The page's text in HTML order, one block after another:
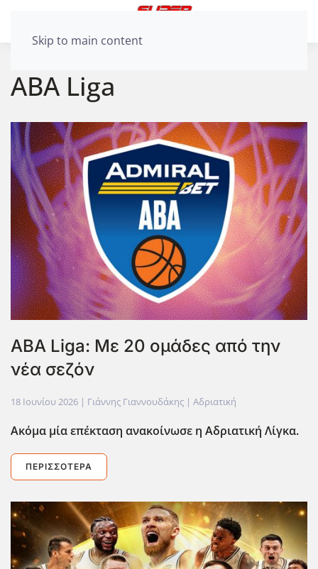
Skip to main content
ABA Liga
ABA Liga: Με 20 ομάδες από την
νέα σεζόν
18 Ιουνίου 2026 | Γιάννης Γιαννουδάκης | Αδριατική
Ακόμα μία επέκταση ανακοίνωσε η Αδριατική Λίγκα.
ΠΕΡΙΣΣΌΤΕΡΑ